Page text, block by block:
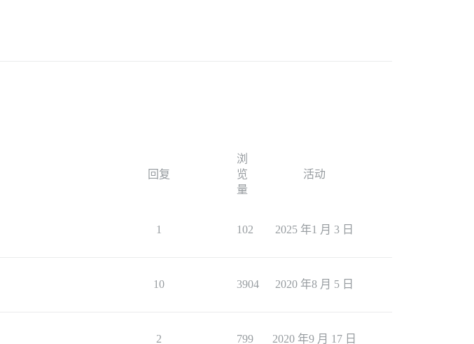
回复
浏
览
量
活动
1 102 2025 年1 月 3 日
10 3904 2020 年8 月 5 日
2 799 2020 年9 月 17 日